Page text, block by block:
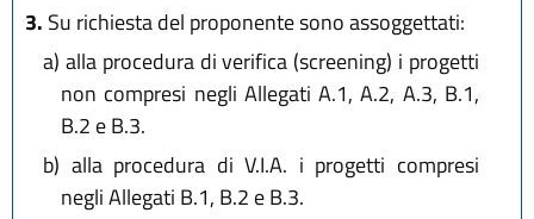
3. Su richiesta del proponente sono assoggettati:
a) alla procedura di verifica (screening) i progetti
non compresi negli Allegati A.1, A.2, A.3, B.1,
B.2 e B.3.
b) alla procedura di V.I.A. i progetti compresi
negli Allegati B.1, B.2 e B.3.